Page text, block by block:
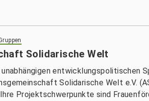
Solidarische Welt
entwicklungspolitischen
Solidarische Welt e.V.
Projektschwerpunkte sind